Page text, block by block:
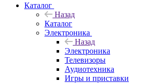
Каталог
Назад
Каталог
Электроника
Назад
Электроника
Телевизоры
Аудиотехника
Игры и приставки